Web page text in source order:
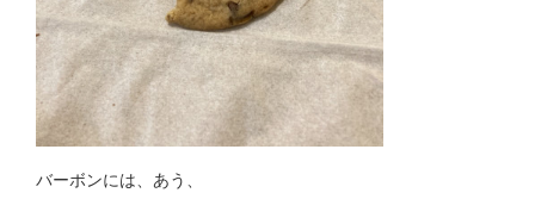
バーボンには、あう、